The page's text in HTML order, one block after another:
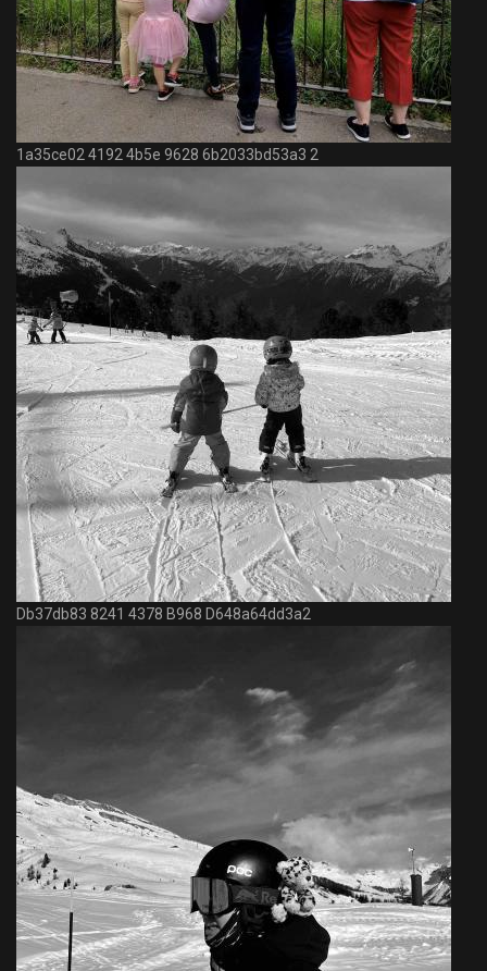
1a35ce02 4192 4b5e 9628 6b2033bd53a3 2
Db37db83 8241 4378 B968 D648a64dd3a2